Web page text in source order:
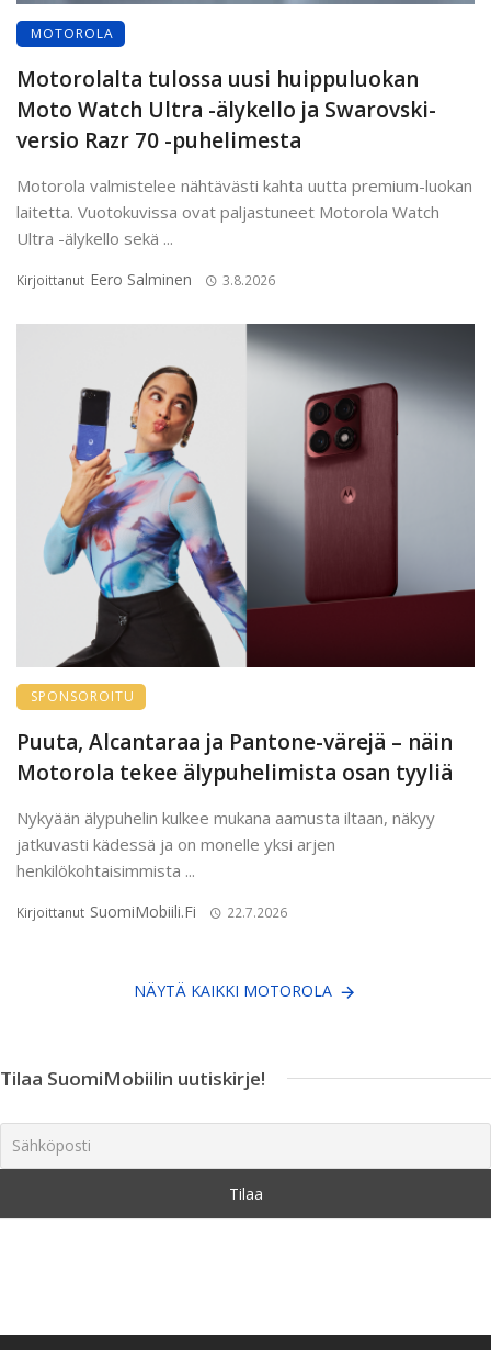
MOTOROLA
Motorolalta tulossa uusi huippuluokan
Moto Watch Ultra -älykello ja Swarovski-
versio Razr 70 -puhelimesta
Motorola valmistelee nähtävästi kahta uutta premium-luokan
laitetta. Vuotokuvissa ovat paljastuneet Motorola Watch
Ultra -älykello sekä ...
Kirjoittanut Eero Salminen 3.8.2026
SPONSOROITU
Puuta, Alcantaraa ja Pantone-värejä – näin
Motorola tekee älypuhelimista osan tyyliä
Nykyään älypuhelin kulkee mukana aamusta iltaan, näkyy
jatkuvasti kädessä ja on monelle yksi arjen
henkilökohtaisimmista ...
Kirjoittanut SuomiMobiili.fi 22.7.2026
NÄYTÄ KAIKKI MOTOROLA
Tilaa SuomiMobiilin uutiskirje!